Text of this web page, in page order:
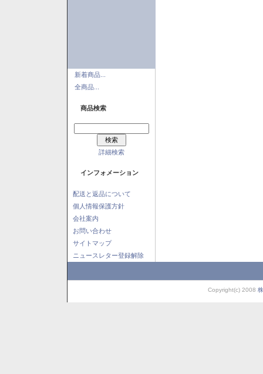
新着商品...
全商品...
商品検索
詳細検索
インフォメーション
配送と返品について
個人情報保護方針
会社案内
お問い合わせ
サイトマップ
ニュースレター登録解除
Copyright(c) 2008